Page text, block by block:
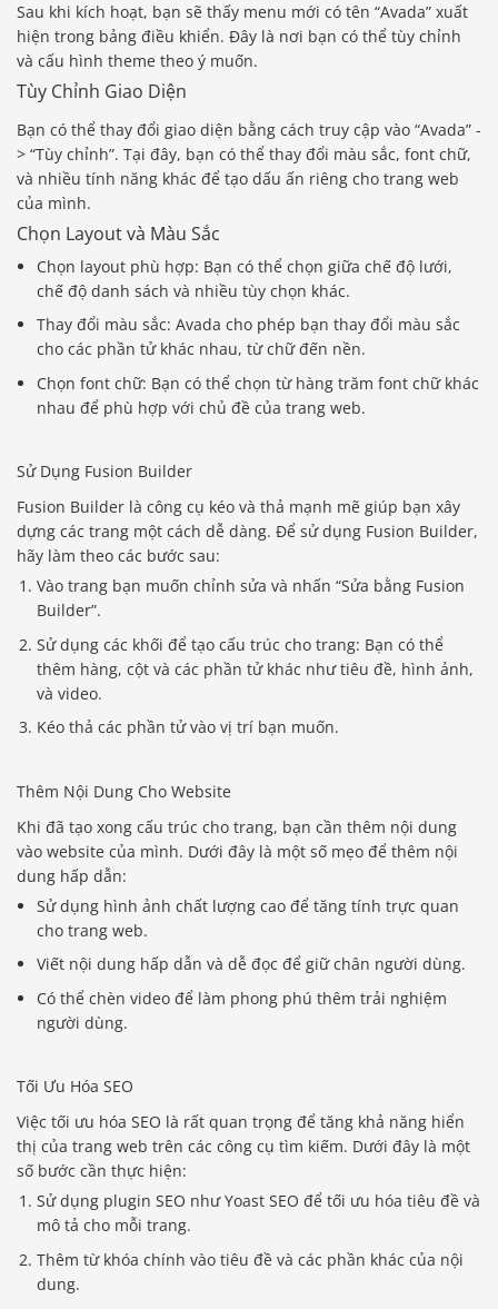
Sau khi kích hoạt, bạn sẽ thấy menu mới có tên “Avada” xuất
hiện trong bảng điều khiển. Đây là nơi bạn có thể tùy chỉnh
và cấu hình theme theo ý muốn.
Tùy Chỉnh Giao Diện
Bạn có thể thay đổi giao diện bằng cách truy cập vào “Avada” -
> “Tùy chỉnh”. Tại đây, bạn có thể thay đổi màu sắc, font chữ,
và nhiều tính năng khác để tạo dấu ấn riêng cho trang web
của mình.
Chọn Layout và Màu Sắc
Chọn layout phù hợp: Bạn có thể chọn giữa chế độ lưới,
chế độ danh sách và nhiều tùy chọn khác.
Thay đổi màu sắc: Avada cho phép bạn thay đổi màu sắc
cho các phần tử khác nhau, từ chữ đến nền.
Chọn font chữ: Bạn có thể chọn từ hàng trăm font chữ khác
nhau để phù hợp với chủ đề của trang web.
Sử Dụng Fusion Builder
Fusion Builder là công cụ kéo và thả mạnh mẽ giúp bạn xây
dựng các trang một cách dễ dàng. Để sử dụng Fusion Builder,
hãy làm theo các bước sau:
Vào trang bạn muốn chỉnh sửa và nhấn “Sửa bằng Fusion
Builder”.
Sử dụng các khối để tạo cấu trúc cho trang: Bạn có thể
thêm hàng, cột và các phần tử khác như tiêu đề, hình ảnh,
và video.
Kéo thả các phần tử vào vị trí bạn muốn.
Thêm Nội Dung Cho Website
Khi đã tạo xong cấu trúc cho trang, bạn cần thêm nội dung
vào website của mình. Dưới đây là một số mẹo để thêm nội
dung hấp dẫn:
Sử dụng hình ảnh chất lượng cao để tăng tính trực quan
cho trang web.
Viết nội dung hấp dẫn và dễ đọc để giữ chân người dùng.
Có thể chèn video để làm phong phú thêm trải nghiệm
người dùng.
Tối Ưu Hóa SEO
Việc tối ưu hóa SEO là rất quan trọng để tăng khả năng hiển
thị của trang web trên các công cụ tìm kiếm. Dưới đây là một
số bước cần thực hiện:
Sử dụng plugin SEO như Yoast SEO để tối ưu hóa tiêu đề và
mô tả cho mỗi trang.
Thêm từ khóa chính vào tiêu đề và các phần khác của nội
dung.